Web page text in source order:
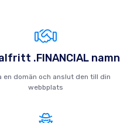
.FINANCIAL namn
en domän och anslut den till din
webbplats